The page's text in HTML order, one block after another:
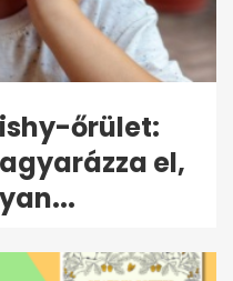
őrület:
el,